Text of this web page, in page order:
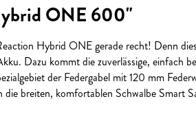
ONE 600"
Hybrid ONE gerade recht! Denn
Dazu kommt die zuverlässige, einfach
der Federgabel mit 120 mm
breiten, komfortablen Schwalbe